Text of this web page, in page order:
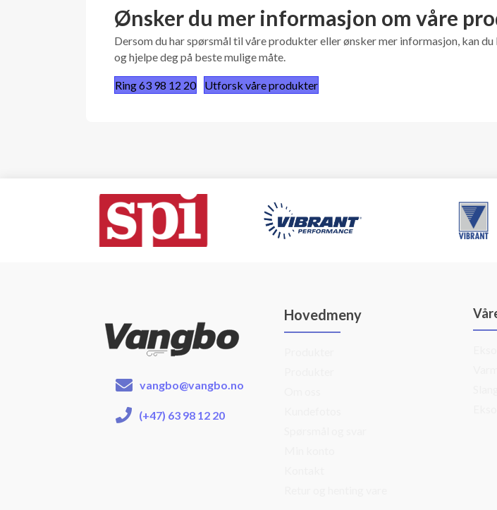
Ønsker du mer informasjon om våre
Dersom du har spørsmål til våre produkter eller ønsker mer informasjon, kan
og hjelpe deg på beste mulige måte.
Ring 63 98 12 20 Utforsk våre produkter
vangbo@vangbo.no
(+47) 63 98 12 20
Hovedmeny